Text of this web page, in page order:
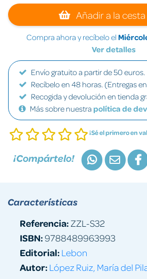
Añadir a la cesta
Compra ahora y recíbelo el
Ver detalles
Envío gratuito a partir de 50 euros.
Recíbelo en 48 horas. (Entregas
Recogida y devolución en tienda
Más sobre nuestra política de
¡Sé el primero en
¡Compártelo!
Características
Referencia: ZZL-S32
ISBN:9788489963993
Editorial: Lebon
Autor: López Ruiz, María del